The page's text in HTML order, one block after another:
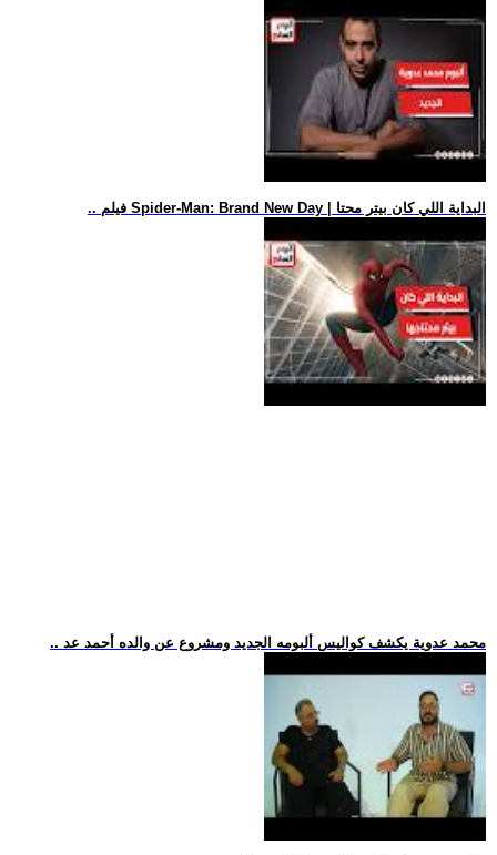
.. فيلم Spider-Man: Brand New Day | البداية اللي كان بيتر محتا
.. محمد عدوية يكشف كواليس ألبومه الجديد ومشروع عن والده أحمد عد